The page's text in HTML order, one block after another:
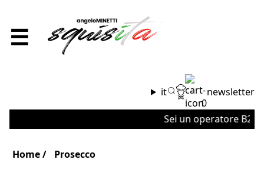
☰
it
0
newsletter
Sei un operatore B2B
Home Prosecco